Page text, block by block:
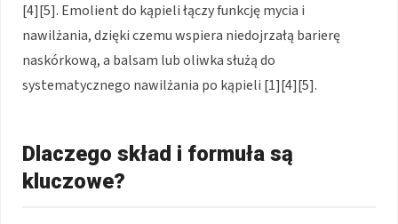
[4][5]. Emolient do kąpieli łączy funkcję mycia i
nawilżania, dzięki czemu wspiera niedojrzałą barierę
naskórkową, a balsam lub oliwka służą do
systematycznego nawilżania po kąpieli [1][4][5].
Dlaczego skład i formuła są
kluczowe?